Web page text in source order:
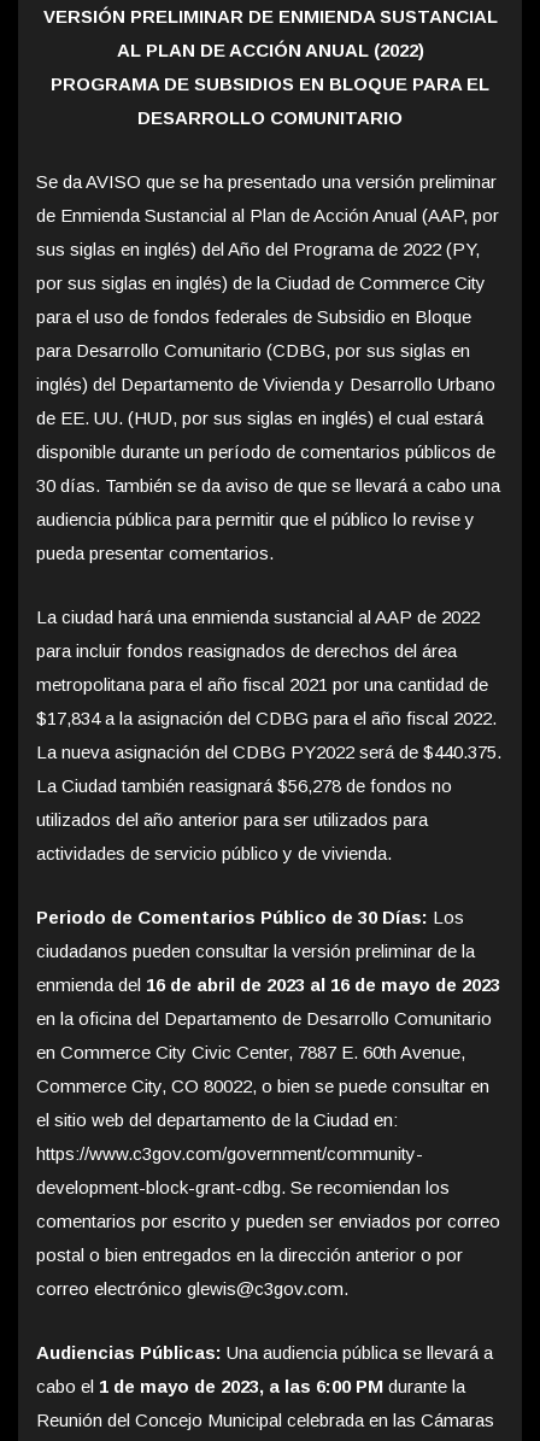
VERSIÓN PRELIMINAR DE ENMIENDA SUSTANCIAL
AL PLAN DE ACCIÓN ANUAL (2022)
PROGRAMA DE SUBSIDIOS EN BLOQUE PARA EL
DESARROLLO COMUNITARIO
Se da AVISO que se ha presentado una versión preliminar
de Enmienda Sustancial al Plan de Acción Anual (AAP, por
sus siglas en inglés) del Año del Programa de 2022 (PY,
por sus siglas en inglés) de la Ciudad de Commerce City
para el uso de fondos federales de Subsidio en Bloque
para Desarrollo Comunitario (CDBG, por sus siglas en
inglés) del Departamento de Vivienda y Desarrollo Urbano
de EE. UU. (HUD, por sus siglas en inglés) el cual estará
disponible durante un período de comentarios públicos de
30 días. También se da aviso de que se llevará a cabo una
audiencia pública para permitir que el público lo revise y
pueda presentar comentarios.
La ciudad hará una enmienda sustancial al AAP de 2022
para incluir fondos reasignados de derechos del área
metropolitana para el año fiscal 2021 por una cantidad de
$17,834 a la asignación del CDBG para el año fiscal 2022.
La nueva asignación del CDBG PY2022 será de $440.375.
La Ciudad también reasignará $56,278 de fondos no
utilizados del año anterior para ser utilizados para
actividades de servicio público y de vivienda.
Periodo de Comentarios Público de 30 Días: Los
ciudadanos pueden consultar la versión preliminar de la
enmienda del 16 de abril de 2023 al 16 de mayo de 2023
en la oficina del Departamento de Desarrollo Comunitario
en Commerce City Civic Center, 7887 E. 60th Avenue,
Commerce City, CO 80022, o bien se puede consultar en
el sitio web del departamento de la Ciudad en:
https://www.c3gov.com/government/community-
development-block-grant-cdbg. Se recomiendan los
comentarios por escrito y pueden ser enviados por correo
postal o bien entregados en la dirección anterior o por
correo electrónico glewis@c3gov.com.
Audiencias Públicas: Una audiencia pública se llevará a
cabo el 1 de mayo de 2023, a las 6:00 PM durante la
Reunión del Concejo Municipal celebrada en las Cámaras